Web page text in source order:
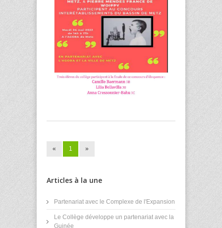
« 1 »
Articles à la une
Partenariat avec le Complexe de l'Expansion
Le Collège développe un partenariat avec la
Guinée